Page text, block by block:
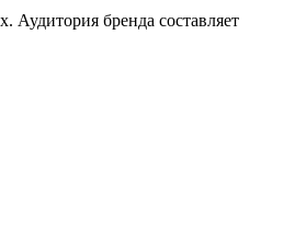
Аудитория бренда составляет